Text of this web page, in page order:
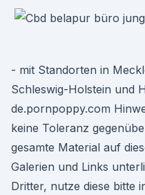
- mit Standorten in
Schleswig-Holstein und
de.pornpoppy.com
keine Toleranz
gesamte Material auf
Galerien und Links
Dritter, nutze diese bitte